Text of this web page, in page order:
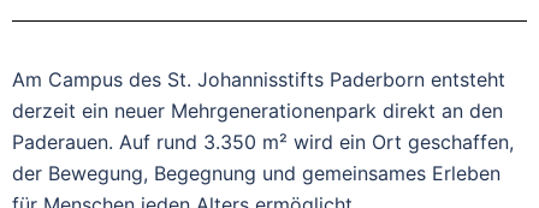
Am Campus des St. Johannisstifts Paderborn entsteht
derzeit ein neuer Mehrgenerationenpark direkt an den
Paderauen. Auf rund 3.350 m² wird ein Ort geschaffen,
der Bewegung, Begegnung und gemeinsames Erleben